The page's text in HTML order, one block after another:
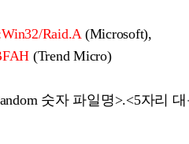
Raid.A(Microsoft),
(Trend Micro)
숫자 파일명>.<5자리